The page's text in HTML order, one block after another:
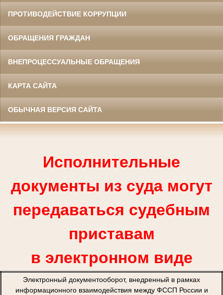
ПРОТИВОДЕЙСТВИЕ КОРРУПЦИИ
ОБРАЩЕНИЯ ГРАЖДАН
ВНЕПРОЦЕССУАЛЬНЫЕ ОБРАЩЕНИЯ
КАРТА САЙТА
ОБЫЧНАЯ ВЕРСИЯ САЙТА
Исполнительные
документы из суда могут
передаваться судебным
приставам
в электронном виде
Электронный документооборот, внедренный в рамках
информационного взаимодействия между ФССП России и